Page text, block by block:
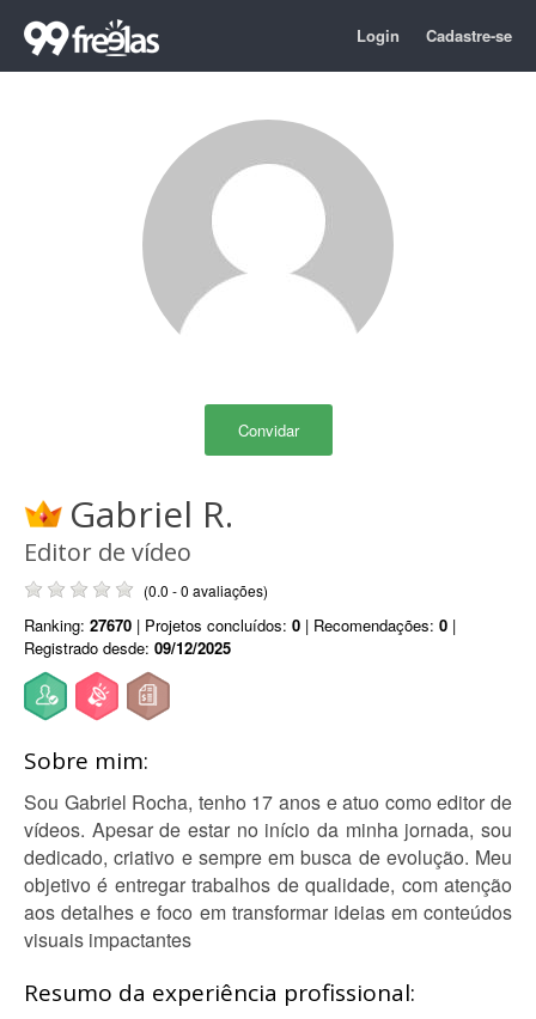
Login Cadastre-se
Convidar
Gabriel R.
Editor de vídeo
(0.0 - 0 avaliações)
Ranking: 27670 | Projetos concluídos: 0 | Recomendações: 0 |
Registrado desde: 09/12/2025
Sobre mim:
Sou Gabriel Rocha, tenho 17 anos e atuo como editor de
vídeos. Apesar de estar no início da minha jornada, sou
dedicado, criativo e sempre em busca de evolução. Meu
objetivo é entregar trabalhos de qualidade, com atenção
aos detalhes e foco em transformar ideias em conteúdos
visuais impactantes
Resumo da experiência profissional: